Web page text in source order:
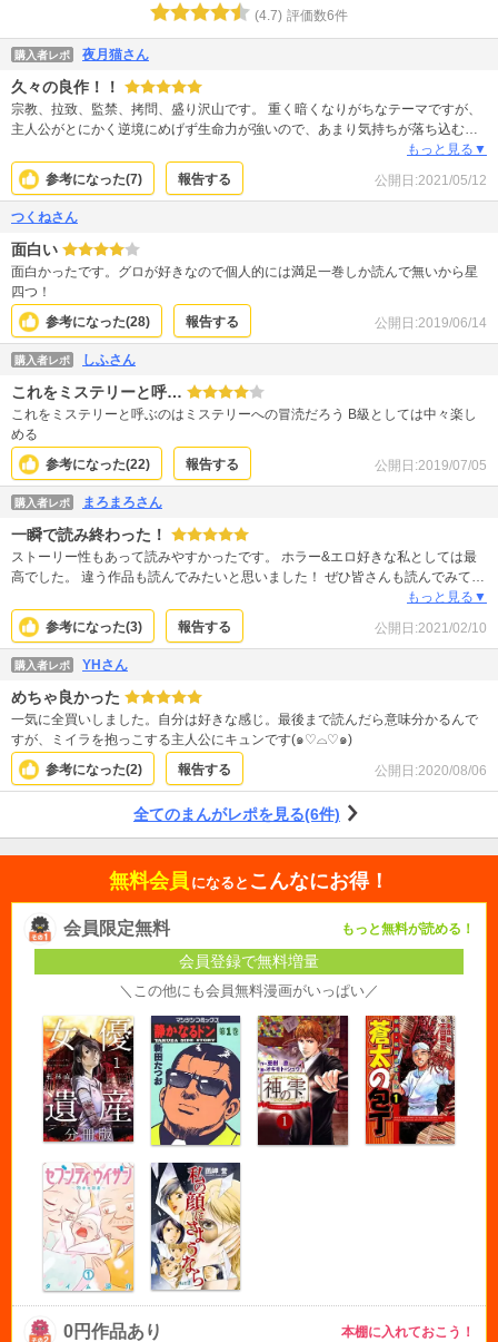
(4.7) 評価数6件
購入者レポ 夜月猫さん
久々の良作！！
宗教、拉致、監禁、拷問、盛り沢山です。 重く暗くなりがちなテーマですが、
主人公がとにかく逆境にめげず生命力が強いので、あまり気持ちが落ち込むこ
となく読み進められました。 主人公がああいうキャラじゃなければ、また違っ
た作品になってたと思います。 人間力を強く感じさせられました。 色々な人に
読んで欲しいおすすめの作品です。
もっと見る▼
参考になった(7) 報告する 公開日:2021/05/12
つくねさん
面白い
面白かったです。グロが好きなので個人的には満足一巻しか読んで無いから星
四つ！
参考になった(28) 報告する 公開日:2019/06/14
購入者レポ しふさん
これをミステリーと呼…
これをミステリーと呼ぶのはミステリーへの冒涜だろう B級としては中々楽し
める
参考になった(22) 報告する 公開日:2019/07/05
購入者レポ まろまろさん
一瞬で読み終わった！
ストーリー性もあって読みやすかったです。 ホラー&エロ好きな私としては最
高でした。 違う作品も読んでみたいと思いました！ ぜひ皆さんも読んでみてく
もっと見る▼
参考になった(3) 報告する 公開日:2021/02/10
購入者レポ YHさん
めちゃ良かった
一気に全買いしました。自分は好きな感じ。最後まで読んだら意味分かるんで
すが、ミイラを抱っこする主人公にキュンです(๑♡⌓♡๑)
参考になった(2) 報告する 公開日:2020/08/06
全てのまんがレポを見る(6件)
無料会員 になると こんなにお得！
会員限定無料 もっと無料が読める！
会員登録で無料増量
＼この他にも会員無料漫画がいっぱい／
0円作品あり 本棚に入れておこう！